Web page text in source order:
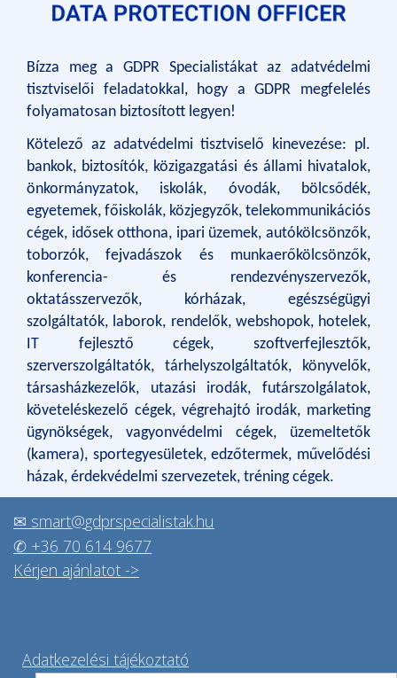
​Bízza meg a GDPR Specialistákat az adatvédelmi
tisztviselői feladatokkal, hogy a GDPR megfelelés
folyamatosan biztosított legyen!
Kötelező az adatvédelmi tisztviselő kinevezése: pl.
bankok, biztosítók, közigazgatási és állami hivatalok,
önkormányzatok, iskolák, óvodák, bölcsődék,
egyetemek, főiskolák, közjegyzők, telekommunikációs
cégek, idősek otthona, ipari üzemek, autókölcsönzők,
toborzók, fejvadászok és munkaerőkölcsönzők,
konferencia- és rendezvényszervezők,
oktatásszervezők, kórházak, egészségügyi
szolgáltatók, laborok, rendelők, webshopok, hotelek,
IT fejlesztő cégek, szoftverfejlesztők,
szerverszolgáltatók, tárhelyszolgáltatók, könyvelők,
társasházkezelők, utazási irodák, futárszolgálatok,
követeléskezelő cégek, végrehajtó irodák, marketing
ügynökségek, vagyonvédelmi cégek, üzemeltetők
(kamera), sportegyesületek, edzőtermek, művelődési
házak, érdekvédelmi szervezetek, tréning cégek.
✉ smart@gdprspecialistak.hu
✆ +36 70 614 9677
Kérjen ajánlatot ->
Adatkezelési tájékoztató